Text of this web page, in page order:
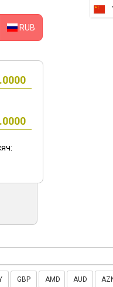
RUB
GBP AMD AUD